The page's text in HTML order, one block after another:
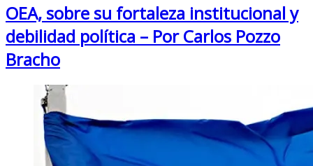
OEA, sobre su fortaleza institucional y
debilidad política – Por Carlos Pozzo
Bracho